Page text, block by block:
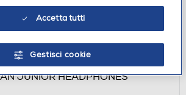
JUNIOR HEADPHONES
Accetta tutti
Gestisci cookie